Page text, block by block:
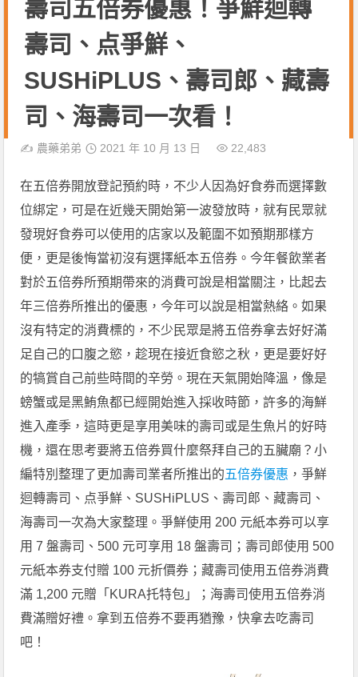
壽司五倍券優惠！爭鮮迴轉
壽司、点爭鮮、
SUSHiPLUS、壽司郎、藏壽
司、海壽司一次看！
✍️ 農藥弟弟 2021 年 10 月 13 日 22,483
在五倍券開放登記預約時，不少人因為好食券而選擇數
位綁定，可是在近幾天開始第一波發放時，就有民眾就
發現好食券可以使用的店家以及範圍不如預期那樣方
便，更是後悔當初沒有選擇紙本五倍券。今年餐飲業者
對於五倍券所預期帶來的消費可說是相當關注，比起去
年三倍券所推出的優惠，今年可以說是相當熱絡。如果
沒有特定的消費標的，不少民眾是將五倍券拿去好好滿
足自己的口腹之慾，趁現在接近食慾之秋，更是要好好
的犒賞自己前些時間的辛勞。現在天氣開始降溫，像是
螃蟹或是黑鮪魚都已經開始進入採收時節，許多的海鮮
進入產季，這時更是享用美味的壽司或是生魚片的好時
機，還在思考要將五倍券買什麼祭拜自己的五臟廟？小
編特別整理了更加壽司業者所推出的五倍券優惠 ，爭鮮
迴轉壽司、点爭鮮、SUSHiPLUS、壽司郎、藏壽司、
海壽司一次為大家整理。爭鮮使用 200 元紙本券可以享
用 7 盤壽司、500 元可享用 18 盤壽司；壽司郎使用 500
元紙本券支付贈 100 元折價券；藏壽司使用五倍券消費
滿 1,200 元贈「KURA托特包」；海壽司使用五倍券消
費滿贈好禮。拿到五倍券不要再猶豫，快拿去吃壽司
吧！